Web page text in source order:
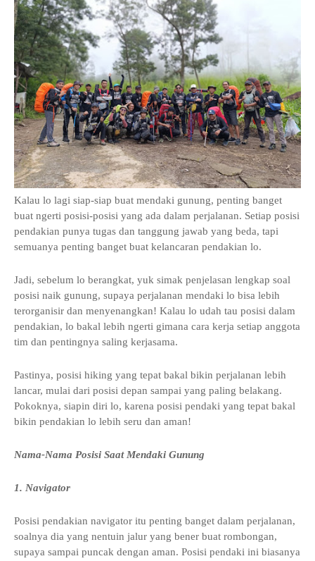
Kalau lo lagi siap-siap buat mendaki gunung, penting banget
buat ngerti posisi-posisi yang ada dalam perjalanan. Setiap posisi
pendakian punya tugas dan tanggung jawab yang beda, tapi
semuanya penting banget buat kelancaran pendakian lo.
Jadi, sebelum lo berangkat, yuk simak penjelasan lengkap soal
posisi naik gunung, supaya perjalanan mendaki lo bisa lebih
terorganisir dan menyenangkan! Kalau lo udah tau posisi dalam
pendakian, lo bakal lebih ngerti gimana cara kerja setiap anggota
tim dan pentingnya saling kerjasama.
Pastinya, posisi hiking yang tepat bakal bikin perjalanan lebih
lancar, mulai dari posisi depan sampai yang paling belakang.
Pokoknya, siapin diri lo, karena posisi pendaki yang tepat bakal
bikin pendakian lo lebih seru dan aman!
Nama-Nama Posisi Saat Mendaki Gunung
1. Navigator
Posisi pendakian navigator itu penting banget dalam perjalanan,
soalnya dia yang nentuin jalur yang bener buat rombongan,
supaya sampai puncak dengan aman. Posisi pendaki ini biasanya